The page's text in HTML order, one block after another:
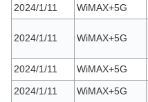
2024/1/11
WiMAX+5G
2024/1/11 WiMAX+5G
2024/1/11 WiMAX+5G
2024/1/11
WiMAX+5G